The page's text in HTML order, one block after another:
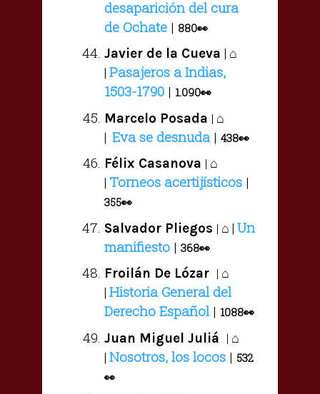
desaparición del cura
de Ochate | 880👀
Javier de la Cueva | ⌂
| Pasajeros a Indias,
1503-1790 | 1.090👀
Marcelo Posada | ⌂
| Eva se desnuda | 438👀
Félix Casanova | ⌂
| Torneos acertijísticos |
355👀
Salvador Pliegos | ⌂ | Un
manifiesto | 368👀
Froilán De Lózar | ⌂
| Historia General del
Derecho Español| 1088👀
Juan Miguel Juliá | ⌂
| Nosotros, los locos | 532
👀